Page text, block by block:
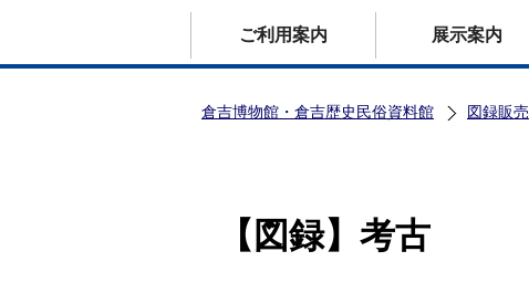
ご利用案内 展示案内
倉吉博物館・倉吉歴史民俗資料館 図録販売
【図録】考古